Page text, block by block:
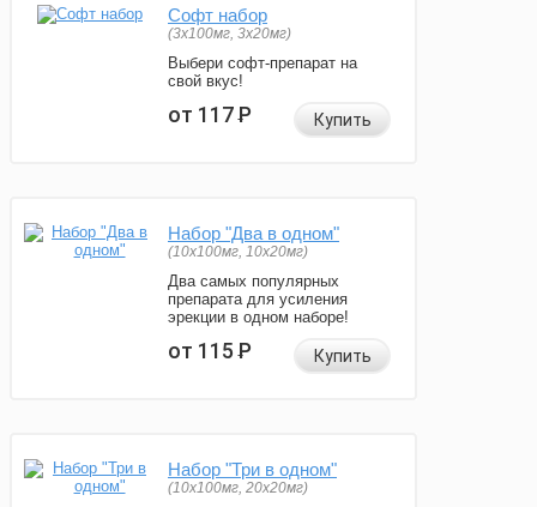
Софт набор
(3x100мг, 3x20мг)
Выбери софт-препарат на
свой вкус!
от 117Р Купить
Набор "Два в одном"
(10x100мг, 10x20мг)
Два самых популярных
препарата для усиления
эрекции в одном наборе!
от 115Р Купить
Набор "Три в одном"
(10x100мг, 20x20мг)